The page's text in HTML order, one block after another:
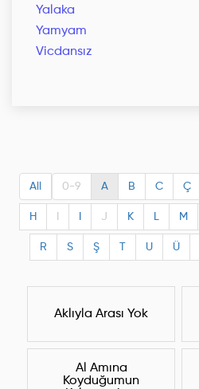
Yalaka
Yamyam
Vicdansız
All 0-9 A B C Ç
H J K L M
R S Ş U Ü
Aklıyla Arası Yok
Al Amına
Koyduğumun